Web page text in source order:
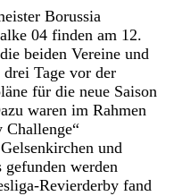
Borussia
04 finden am 12.
beiden Vereine und
drei Tage vor der
für die neue Saison
waren im Rahmen
Challenge“
und
werden
Revierderby fand